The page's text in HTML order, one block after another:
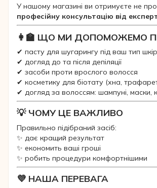
У нашому магазині ви отримуєте не
професійну консультацію від
👩‍🏫 ЩО МИ ДОПОМОЖЕМО
✔ пасту для шугарингу під ваш тип
✔ догляд до та після депіляції
✔ засоби проти врослого волосся
✔ косметику для біотату (хна,
✔ догляд за волоссям: шампуні, маски,
💡 ЧОМУ ЦЕ ВАЖЛИВО
Правильно підібраний засіб:
✨ дає кращий результат
✨ економить ваші гроші
✨ робить процедури комфортнішими
💜 НАША ПЕРЕВАГА